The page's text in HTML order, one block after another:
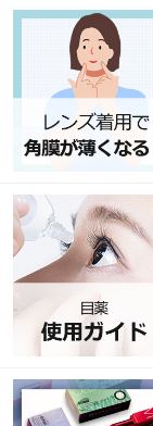
レビュー
EYEしてる
総合掲示板
カスタマーサー
ショッピングガ
アプリダウンロ
INSTAGRAM